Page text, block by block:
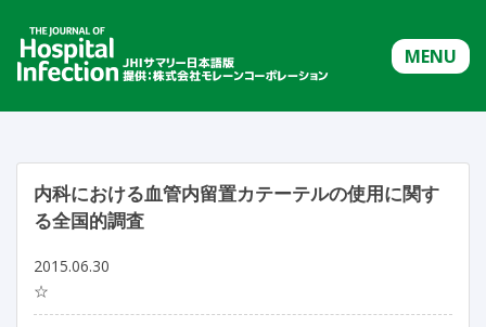
MENU
内科における血管内留置カテーテルの使用に関す
る全国的調査
2015.06.30
☆